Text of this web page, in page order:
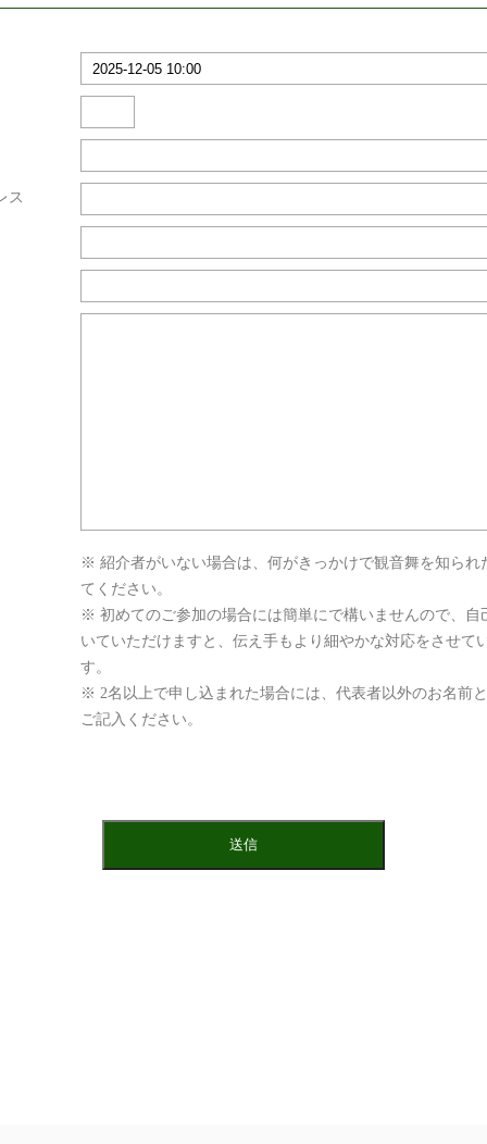
ス
※ 紹介者がいない場合は、何がきっかけで観音舞を知られ
てください。
※ 初めてのご参加の場合には簡単にで構いませんので、自
いていただけますと、伝え手もより細やかな対応をさせて
す。
※ 2名以上で申し込まれた場合には、代表者以外のお名前
ご記入ください。